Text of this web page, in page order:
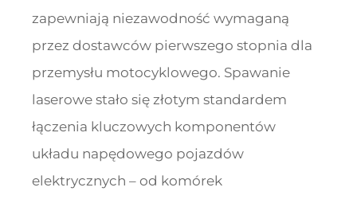
zapewniają niezawodność wymaganą
przez dostawców pierwszego stopnia dla
przemysłu motocyklowego. Spawanie
laserowe stało się złotym standardem
łączenia kluczowych komponentów
układu napędowego pojazdów
elektrycznych – od komórek